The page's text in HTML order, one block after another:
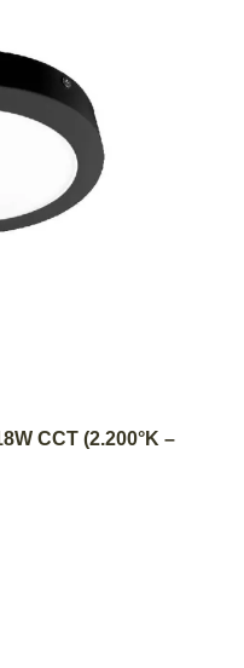
CCT (2.200°K –